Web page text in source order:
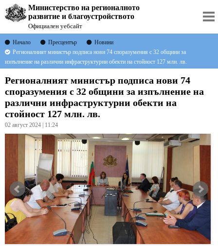
Министерство на регионалното
развитие и благоустройството
Официален уебсайт
Начало Пресцентър
Новини
Регионалният министър подписа нови 74 споразумения с 32 общини за
изпълнение на различни инфраструктурни обекти на стойност 127 млн. лв.
Регионалният министър подписа нови 74
споразумения с 32 общини за изпълнение на
различни инфраструктурни обекти на
стойност 127 млн. лв.
02 август 2024 | 11:24